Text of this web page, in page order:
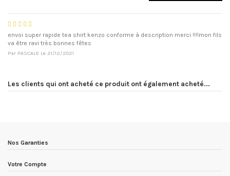
envoi super rapide tea shirt kenzo conforme à description merci !!!!mon fils
va être ravi très bonnes fêtes
Par PASCALE Le 21/12/2021
Les clients qui ont acheté ce produit ont également acheté...
Nos Garanties
Votre Compte